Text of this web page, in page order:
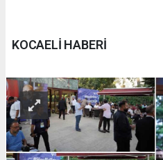
KOCAELİ HABERİ